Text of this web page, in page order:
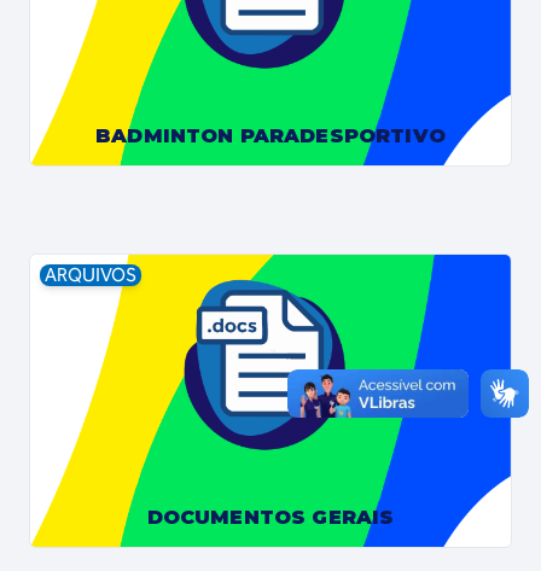
BADMINTON PARADESPORTIVO
ARQUIVOS
DOCUMENTOS GERAIS